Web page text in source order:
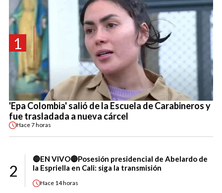
1
'Epa Colombia' salió de la Escuela de Carabineros y
fue trasladada a nueva cárcel
Hace7 horas
2
🔴EN VIVO🔴Posesión presidencial de Abelardo de
la Espriella en Cali: siga la transmisión
Hace 14 horas